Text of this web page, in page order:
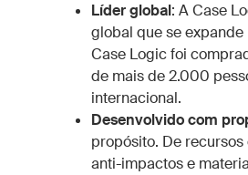
Líder global: A Case
global que se
Case Logic foi
de mais de 2.000
internacional.
Desenvolvido com
propósito. De
anti-impactos e